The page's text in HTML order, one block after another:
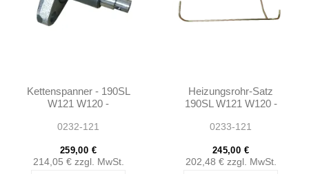
Kettenspanner - 190SL
W121 W120 -
0232-121
259,00 €
214,05 € zzgl. MwSt.
Heizungsrohr-Satz
190SL W121 W120 -
1218300016
0233-121
245,00 €
202,48 € zzgl. MwSt.